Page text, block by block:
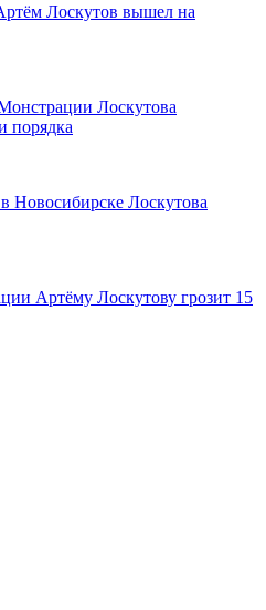
Лоскутов вышел на
Лоскутова
порядка
Новосибирске Лоскутова
Артёму Лоскутову грозит 15